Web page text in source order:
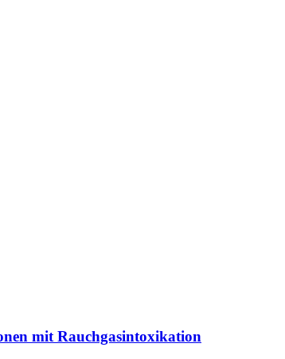
mit Rauchgasintoxikation